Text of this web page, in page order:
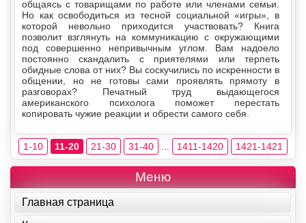
общаясь с товарищами по работе или членами семьи.
Но как освободиться из тесной социальной «игры», в
которой невольно приходится участвовать? Книга
позволит взглянуть на коммуникацию с окружающими
под совершенно непривычным углом. Вам надоело
постоянно скандалить с приятелями или терпеть
обидные слова от них? Вы соскучились по искренности в
общении, но не готовы сами проявлять прямоту в
разговорах? Печатный труд выдающегося
американского психолога поможет перестать
копировать чужие реакции и обрести самого себя.
1-10 11-20 21-30 31-40 1411-1420 1421-1421
Меню
Главная страница